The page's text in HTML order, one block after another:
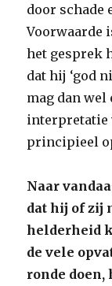
door schade
Voorwaarde
het gesprek
dat hij ‘god
mag dan wel
interpretatie
principieel
Naar
dat hij of zij
helderheid
de vele
ronde doen,